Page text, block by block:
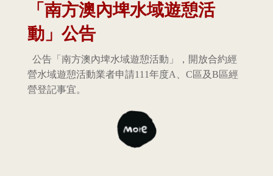
「南方澳內埤水域遊憩活
動」公告
公告「南方澳內埤水域遊憩活動」，開放合約經
營水域遊憩活動業者申請111年度A、C區及B區經
營登記事宜。